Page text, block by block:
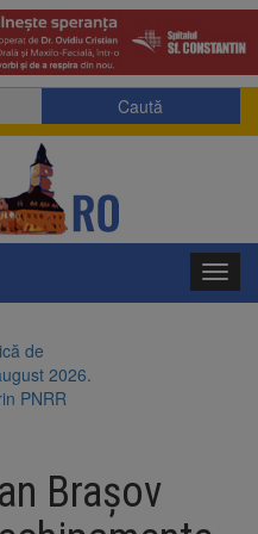
de
2026.
PNRR
de
Brașov